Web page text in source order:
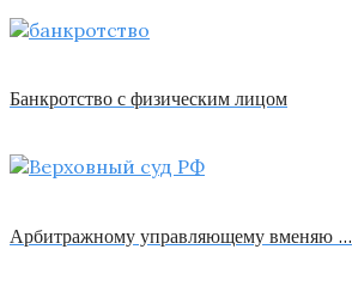
Банкротство с физическим лицом
Арбитражному управляющему вменяю …